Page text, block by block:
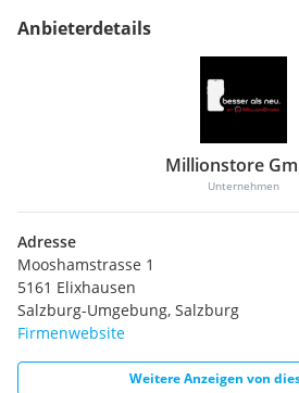
Anbieterdetails
Millionstore
Unternehmen
Adresse
Mooshamstrasse 1
5161 Elixhausen
Salzburg-Umgebung, Salzburg
Firmenwebsite
Weitere Anzeigen von